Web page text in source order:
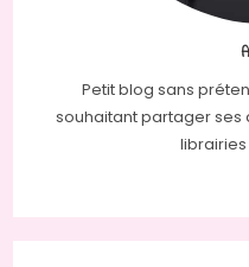
Petit blog sans
souhaitant partager ses
librairies